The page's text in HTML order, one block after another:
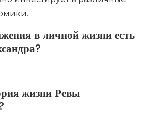
в личной жизни есть
жизни Ревы